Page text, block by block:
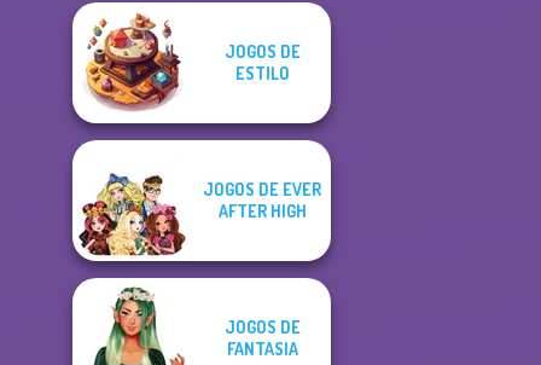
JOGOS DE
ESTILO
JOGOS DE EVER
AFTER HIGH
JOGOS DE
FANTASIA